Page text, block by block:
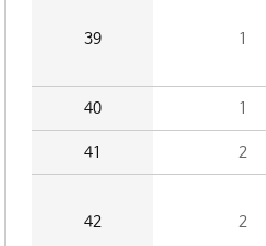
39 1
40 1
41 2
42 2